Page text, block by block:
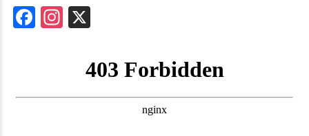
Facebook
Instagram